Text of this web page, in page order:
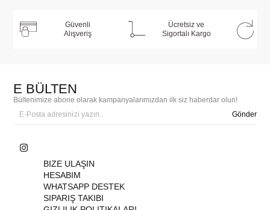
Güvenli
Alışveriş
Ücretsiz ve
Sigortalı Kargo
E BÜLTEN
Bültenimize abone olarak kampanyalarımızdan ilk siz haberdar olun!
Gönder
BIZE ULAŞIN
HESABIM
WHATSAPP DESTEK
SIPARIŞ TAKIBI